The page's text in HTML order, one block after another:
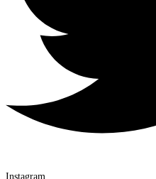
Instagram